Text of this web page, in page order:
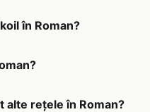
în Roman?
alte rețele în Roman?